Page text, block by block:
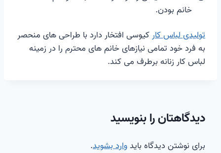
خانم بودن.
تولیدی لباس کار کیوسی افتخار دارد با طراحی های منحصر
به فرد خود تمامی نیازهای خانم های محترم را در زمینه
لباس کار زنانه برطرف می کند.
دیدگاهتان را بنویسید
برای نوشتن دیدگاه بایدوارد بشوید.